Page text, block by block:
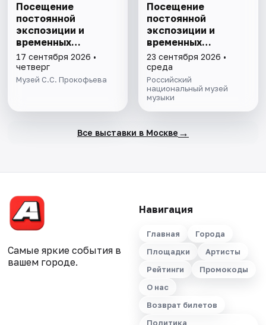
Посещение
постоянной
экспозиции и
временных
выставок музея
С.С. Прокофьева
17 сентября 2026 •
четверг
Музей С.С. Прокофьева
Посещение
постоянной
экспозиции и
временных
выставок Музея
музыки
23 сентября 2026 •
среда
Российский
национальный музей
музыки
Все выставки в Москве →
Самые яркие события в
вашем городе.
Навигация
Главная
Города
Площадки
Артисты
Рейтинги
Промокоды
О нас
Возврат билетов
Политика